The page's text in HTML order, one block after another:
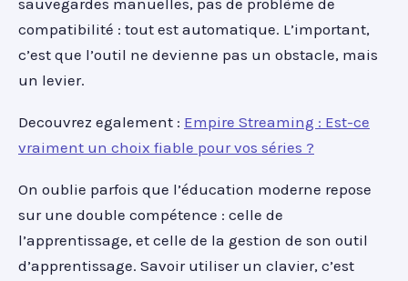
compatibilité : tout est automatique. L’important,
c’est que l’outil ne devienne pas un obstacle, mais
un levier.
Decouvrez egalement : Empire Streaming : Est-ce
vraiment un choix fiable pour vos séries ?
On oublie parfois que l’éducation moderne repose
sur une double compétence : celle de
l’apprentissage, et celle de la gestion de son outil
d’apprentissage. Savoir utiliser un clavier, c’est